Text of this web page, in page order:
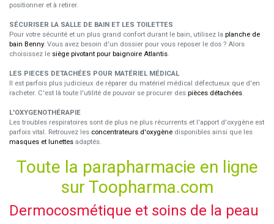
positionner et à retirer.
SÉCURISER LA SALLE DE BAIN ET LES TOILETTES
Pour votre sécurité et un plus grand confort durant le bain, utilisez la planche de
bain Benny. Vous avez besoin d'un dossier pour vous reposer le dos ? Alors
choisissez le siège pivotant pour baignoire Atlantis.
LES PIECES DETACHÉES POUR MATÉRIEL MÉDICAL
Il est parfois plus judicieux de réparer du matériel médical défectueux que d'en
racheter. C'est là toute l'utilité de pouvoir se procurer des pièces détachées.
L'OXYGENOTHÉRAPIE
Les troubles respiratoires sont de plus ne plus récurrents et l'apport d'oxygène est
parfois vital. Retrouvez les concentrateurs d'oxygène disponibles ainsi que les
masques et lunettes adaptés.
Toute la parapharmacie en ligne
sur Toopharma.com
Dermocosmétique et soins de la peau